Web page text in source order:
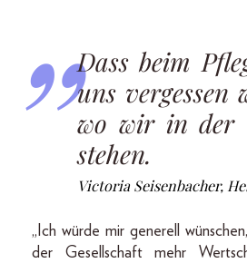
Dass beim
uns vergessen
wo wir in der
stehen.
Victoria Seisenbacher,
„Ich würde mir generell
der Gesellschaft mehr